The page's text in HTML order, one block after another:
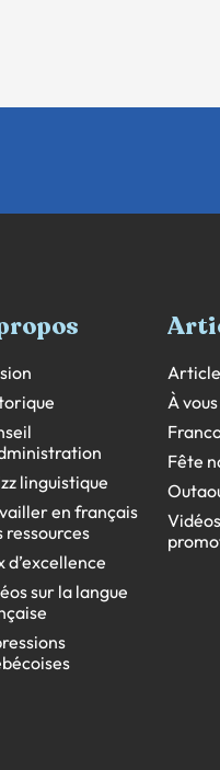
linguistique
en français
ressources
d’excellence
sur la langue
À
Fête
Vidéos